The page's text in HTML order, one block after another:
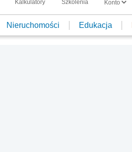
Kalkulatory Szkolenia Konto
Nieruchomości Edukacja